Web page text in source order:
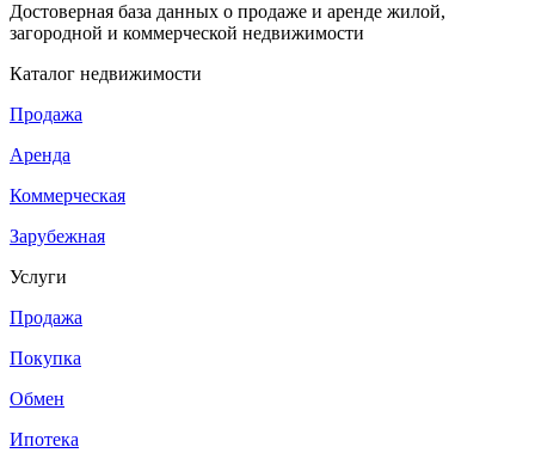
Достоверная база данных о продаже и аренде жилой,
загородной и коммерческой недвижимости
Каталог недвижимости
Продажа
Аренда
Коммерческая
Зарубежная
Услуги
Продажа
Покупка
Обмен
Ипотека